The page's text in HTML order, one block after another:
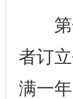
第七
者订
满一